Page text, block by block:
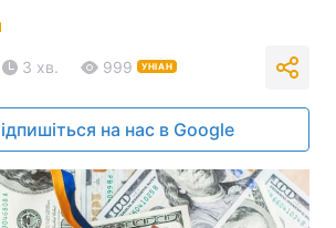
3 хв. 999 УНІАН
на нас в Google